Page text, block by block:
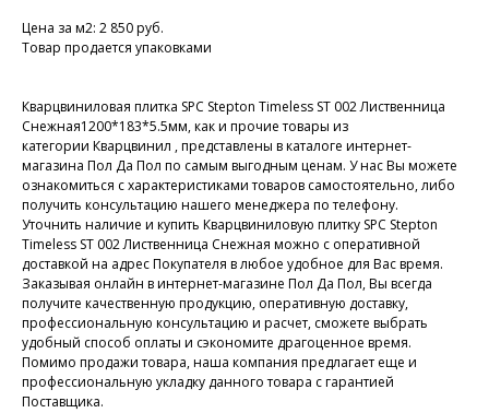
Цена за м2: 2 850 руб.
Товар продается упаковками
Кварцвиниловая плитка SPC Stepton Timeless ST 002 Лиственница
Снежная1200*183*5.5мм, как и прочие товары из
категории Кварцвинил , представлены в каталоге интернет-
магазина Пол Да Пол по самым выгодным ценам. У нас Вы можете
ознакомиться с характеристиками товаров самостоятельно, либо
получить консультацию нашего менеджера по телефону.
Уточнить наличие и купить Кварцвиниловую плитку SPC Stepton
Timeless ST 002 Лиственница Снежная можно с оперативной
доставкой на адрес Покупателя в любое удобное для Вас время.
Заказывая онлайн в интернет-магазине Пол Да Пол, Вы всегда
получите качественную продукцию, оперативную доставку,
профессиональную консультацию и расчет, сможете выбрать
удобный способ оплаты и сэкономите драгоценное время.
Помимо продажи товара, наша компания предлагает еще и
профессиональную укладку данного товара с гарантией
Поставщика.